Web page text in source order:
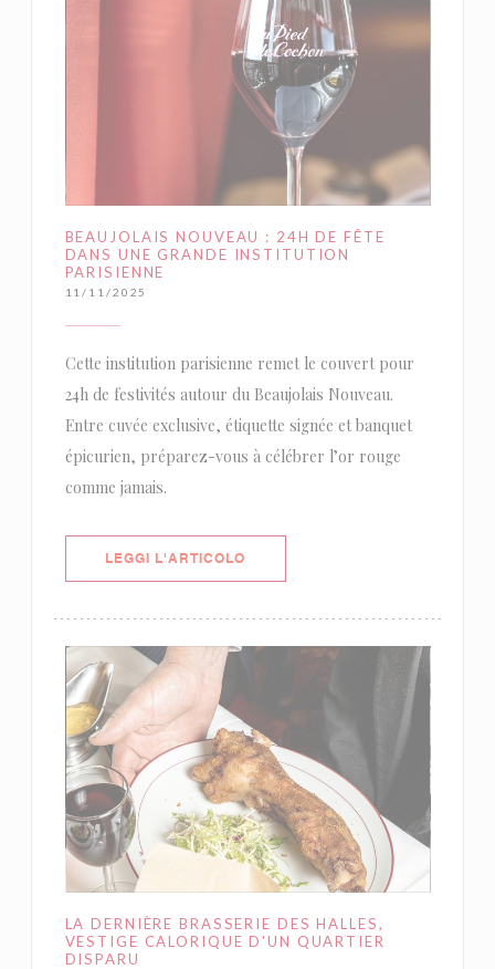
BEAUJOLAIS NOUVEAU : 24H DE FÊTE
DANS UNE GRANDE INSTITUTION
PARISIENNE
11/11/2025
Cette institution parisienne remet le couvert pour
24h de festivités autour du Beaujolais Nouveau.
Entre cuvée exclusive, étiquette signée et banquet
épicurien, préparez-vous à célébrer l’or rouge
comme jamais.
LEGGI L'ARTICOLO
LA DERNIÈRE BRASSERIE DES HALLES,
VESTIGE CALORIQUE D'UN QUARTIER
DISPARU